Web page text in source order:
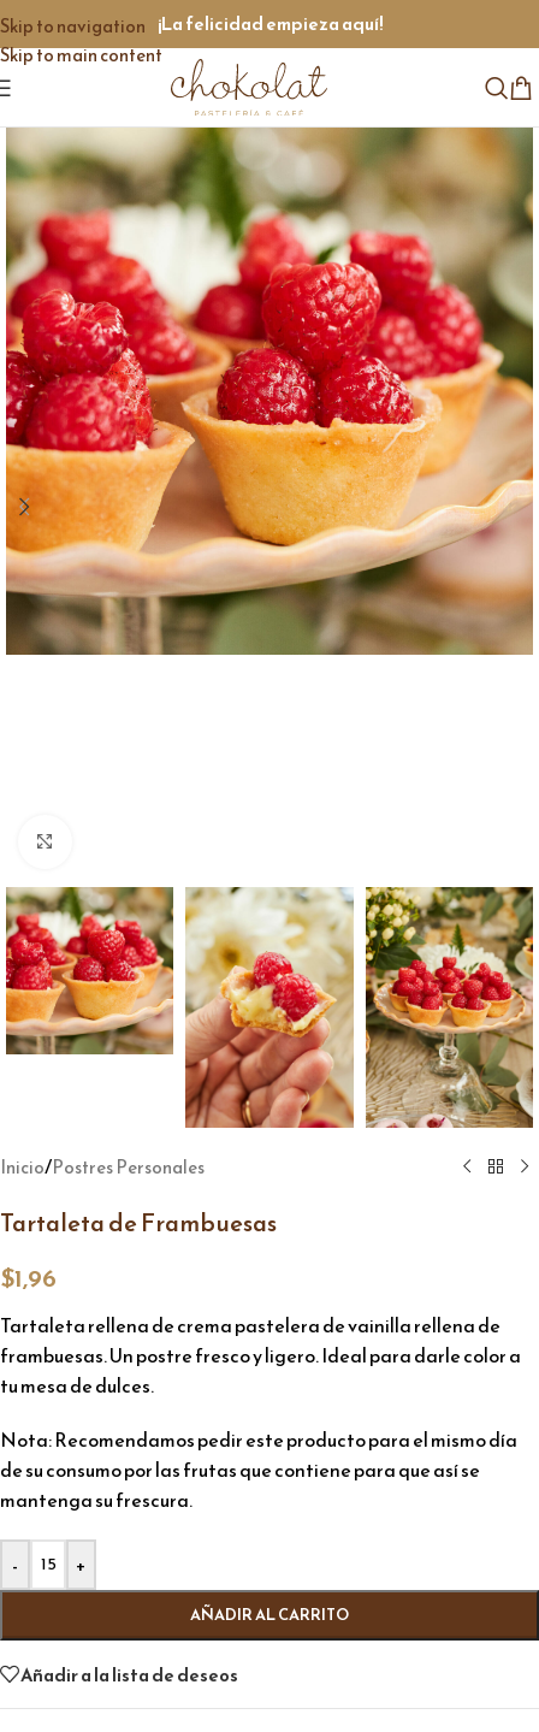
Skip to navigation
Skip to main content
¡La felicidad empieza aquí!
Inicio/Postres Personales
Tartaleta de Frambuesas
$1,96
Tartaleta rellena de crema pastelera de vainilla rellena de
frambuesas. Un postre fresco y ligero. Ideal para darle color a
tu mesa de dulces.
Nota: Recomendamos pedir este producto para el mismo día
de su consumo por las frutas que contiene para que así se
mantenga su frescura.
- +
AÑADIR AL CARRITO
Alternative:
Añadir a la lista de deseos